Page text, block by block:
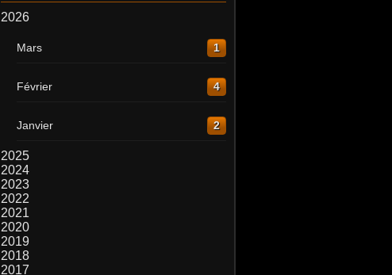
2026
Mars 1
Février 4
Janvier 2
2025
2024
2023
2022
2021
2020
2019
2018
2017